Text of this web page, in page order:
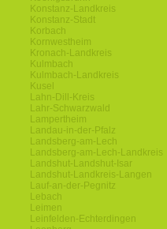
Konstanz-Landkreis
Konstanz-Stadt
Korbach
Kornwestheim
Kronach-Landkreis
Kulmbach
Kulmbach-Landkreis
Kusel
Lahn-Dill-Kreis
Lahr-Schwarzwald
Lampertheim
Landau-in-der-Pfalz
Landsberg-am-Lech
Landsberg-am-Lech-Landkreis
Landshut-Landshut-Isar
Landshut-Landkreis-Langen
Lauf-an-der-Pegnitz
Lebach
Leimen
Leinfelden-Echterdingen